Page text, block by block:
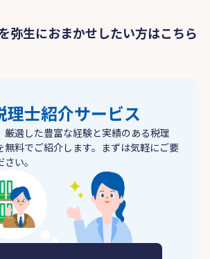
弥生におまかせしたい方はこちら
理士紹介サービス
厳選した豊富な経験と実績のある税理
無料でご紹介します。まずは気軽にご要
い。